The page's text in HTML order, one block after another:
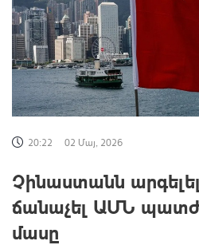
20:22 02 Մայ, 2026
Չինաստանն
ճանաչել ԱՄՆ
մասը